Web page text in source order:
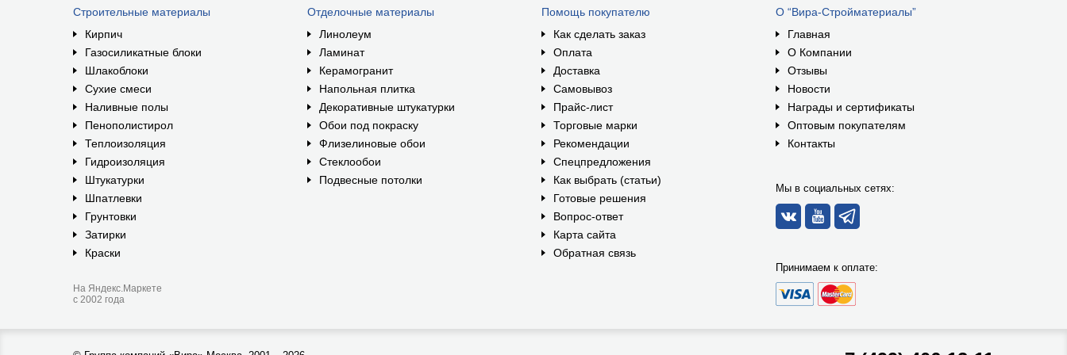
Строительные материалы
Кирпич
Газосиликатные блоки
Шлакоблоки
Сухие смеси
Наливные полы
Пенополистирол
Теплоизоляция
Гидроизоляция
Штукатурки
Шпатлевки
Грунтовки
Затирки
Краски
На Яндекс.Маркете
с 2002 года
Отделочные материалы
Линолеум
Ламинат
Керамогранит
Напольная плитка
Декоративные штукатурки
Обои под покраску
Флизелиновые обои
Стеклообои
Подвесные потолки
Помощь покупателю
Как сделать заказ
Оплата
Доставка
Самовывоз
Прайс-лист
Торговые марки
Рекомендации
Спецпредложения
Как выбрать (статьи)
Готовые решения
Вопрос-ответ
Карта сайта
Обратная связь
О “Вира-Стройматериалы”
Главная
О Компании
Отзывы
Новости
Награды и сертификаты
Оптовым покупателям
Контакты
Мы в социальных сетях:
Принимаем к оплате: